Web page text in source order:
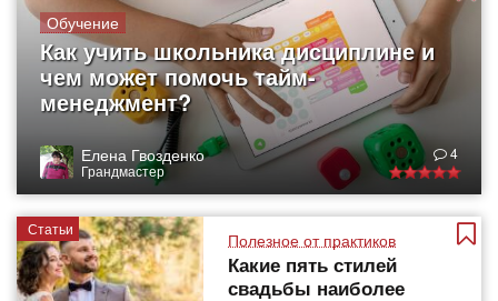
Обучение
Как учить школьника дисциплине и
чем может помочь тайм-
менеджмент?
Елена Гвозденко
Грандмастер
4
Статьи
Полезное от практиков
Какие пять стилей
свадьбы наиболее